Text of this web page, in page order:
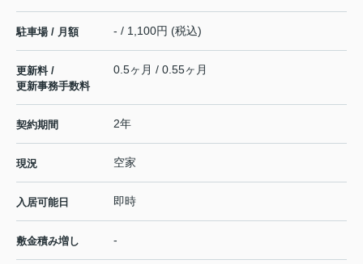
駐車場 / 月額 - / 1,100円 (税込)
更新料 /
更新事務手数料
0.5ヶ月 / 0.55ヶ月
契約期間 2年
現況 空家
入居可能日 即時
敷金積み増し -